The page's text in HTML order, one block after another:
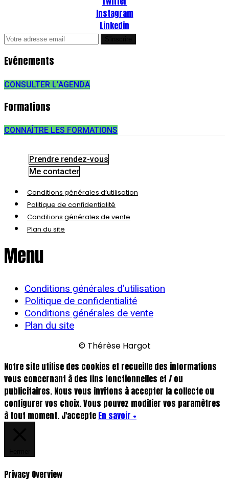
Instagram
Linkedin
Evénements
CONSULTER L'AGENDA
Formations
CONNAÎTRE LES FORMATIONS
Prendre rendez-vous
Me contacter
Conditions générales d’utilisation
Politique de confidentialité
Conditions générales de vente
Plan du site
Menu
Conditions générales d’utilisation
Politique de confidentialité
Conditions générales de vente
Plan du site
© Thérèse Hargot
Notre site utilise des cookies et recueille des informations
vous concernant à des fins fonctionnelles et / ou
publicitaires. Nous vous invitons à accepter la collecte ou
configurer vos choix. Vous pouvez modifier vos paramètres
à tout moment. J'accepte En savoir +
Privacy Overview